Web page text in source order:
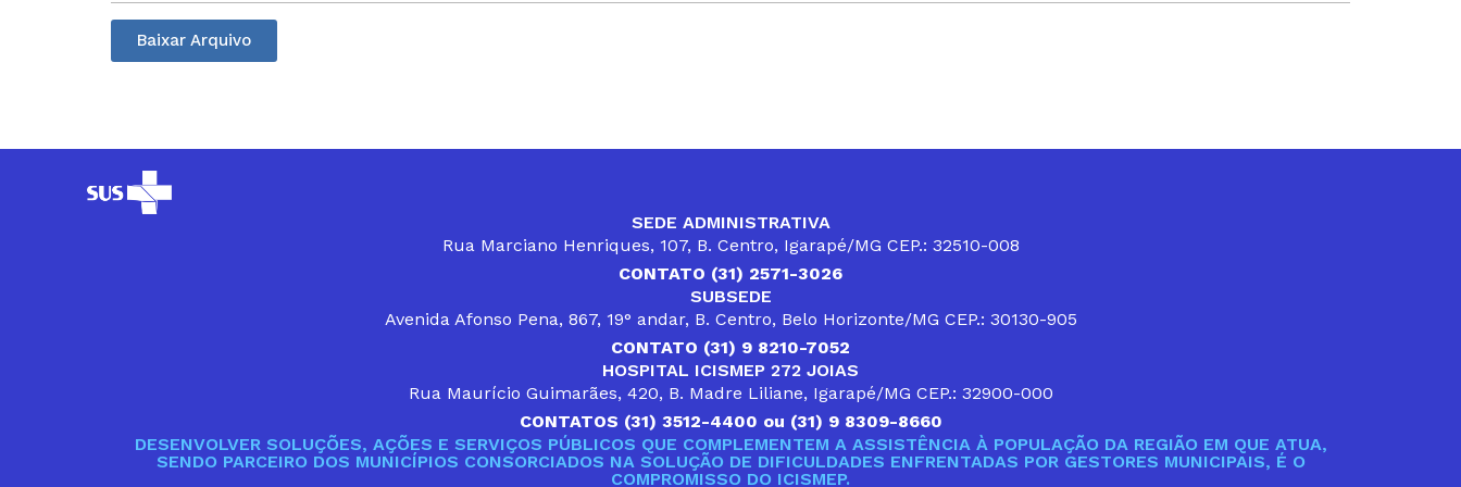
Baixar Arquivo
SEDE ADMINISTRATIVA
Rua Marciano Henriques, 107, B. Centro, Igarapé/MG CEP.: 32510-008
CONTATO (31) 2571-3026
SUBSEDE
Avenida Afonso Pena, 867, 19° andar, B. Centro, Belo Horizonte/MG CEP.: 30130-905
CONTATO (31) 9 8210-7052
HOSPITAL ICISMEP 272 JOIAS
Rua Maurício Guimarães, 420, B. Madre Liliane, Igarapé/MG CEP.: 32900-000
CONTATOS (31) 3512-4400 ou (31) 9 8309-8660
DESENVOLVER SOLUÇÕES, AÇÕES E SERVIÇOS PÚBLICOS QUE COMPLEMENTEM A ASSISTÊNCIA À POPULAÇÃO DA REGIÃO EM QUE ATUA,
SENDO PARCEIRO DOS MUNICÍPIOS CONSORCIADOS NA SOLUÇÃO DE DIFICULDADES ENFRENTADAS POR GESTORES MUNICIPAIS, É O
COMPROMISSO DO ICISMEP.